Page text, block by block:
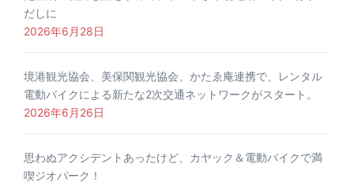
だしに
2026年6月28日
境港観光協会、美保関観光協会、かたゑ庵連携で、レンタル
電動バイクによる新たな2次交通ネットワークがスタート。
2026年6月26日
思わぬアクシデントあったけど、カヤック＆電動バイクで満
喫ジオパーク！